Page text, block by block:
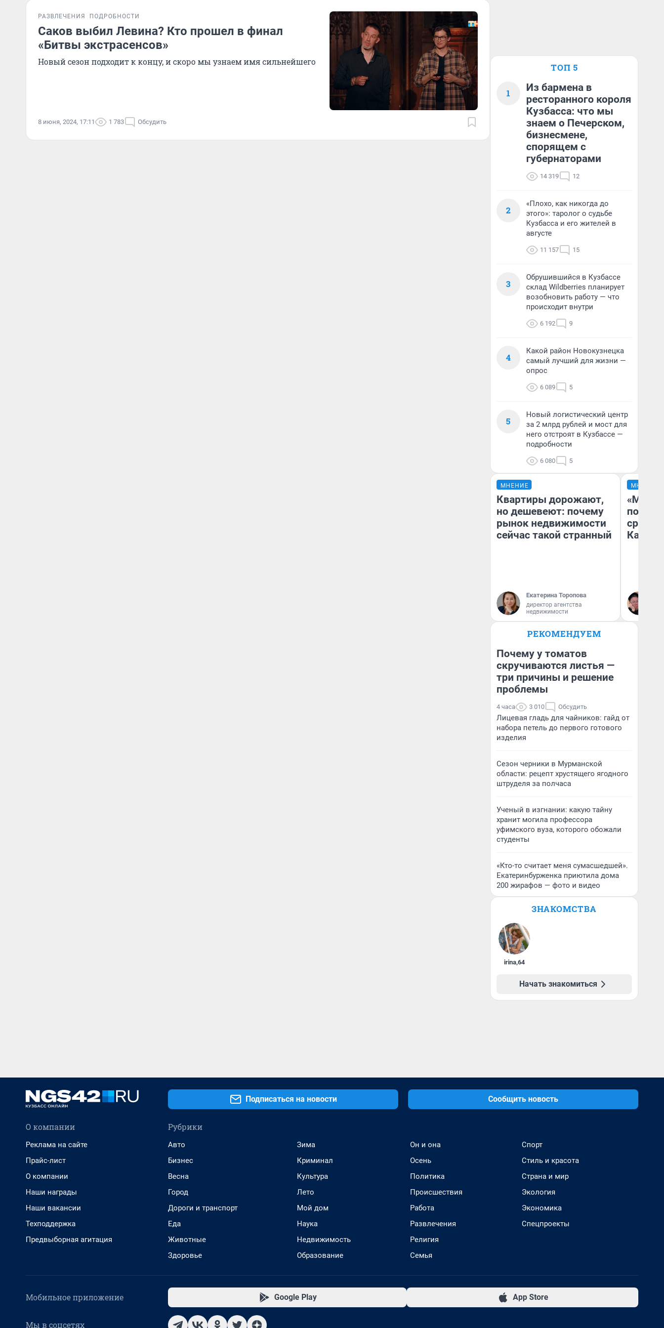
РАЗВЛЕЧЕНИЯ ПОДРОБНОСТИ
Саков выбил Левина? Кто прошел в финал
«Битвы экстрасенсов»
Новый сезон подходит к концу, и скоро мы узнаем имя сильнейшего
8 июня, 2024, 17:11 1 783 Обсудить
ТОП 5
1
Из бармена в
ресторанного короля
Кузбасса: что мы
знаем о Печерском,
бизнесмене,
спорящем с
губернаторами
14 319 12
2
«Плохо, как никогда до
этого»: таролог о судьбе
Кузбасса и его жителей в
августе
11 157 15
3
Обрушившийся в Кузбассе
склад Wildberries планирует
возобновить работу — что
происходит внутри
6 192 9
4
Какой район Новокузнецка
самый лучший для жизни —
опрос
6 089 5
5
Новый логистический центр
за 2 млрд рублей и мост для
него отстроят в Кузбассе —
подробности
6 080 5
МНЕНИЕ
Квартиры дорожают,
но дешевеют: почему
рынок недвижимости
сейчас такой странный
Екатерина Торопова
директор агентства
недвижимости
МНЕНИЕ
РЕКОМЕНДУЕМ
Почему у томатов
скручиваются листья —
три причины и решение
проблемы
4 часа 3 010 Обсудить
Лицевая гладь для чайников: гайд от
набора петель до первого готового
изделия
Сезон черники в Мурманской
области: рецепт хрустящего ягодного
штруделя за полчаса
Ученый в изгнании: какую тайну
хранит могила профессора
уфимского вуза, которого обожали
студенты
«Кто-то считает меня сумасшедшей».
Екатеринбурженка приютила дома
200 жирафов — фото и видео
ЗНАКОМСТВА
irina,64
Начать знакомиться
Подписаться на новости Сообщить новость
О компании
Реклама на сайте
Прайс-лист
О компании
Наши награды
Наши вакансии
Техподдержка
Предвыборная агитация
Рубрики
Авто
Бизнес
Весна
Город
Дороги и транспорт
Еда
Животные
Здоровье
Зима
Криминал
Культура
Лето
Мой дом
Наука
Недвижимость
Образование
Он и она
Осень
Политика
Происшествия
Работа
Развлечения
Религия
Семья
Спорт
Стиль и красота
Страна и мир
Экология
Экономика
Спецпроекты
Мобильное приложение Google Play App Store
Мы в соцсетях